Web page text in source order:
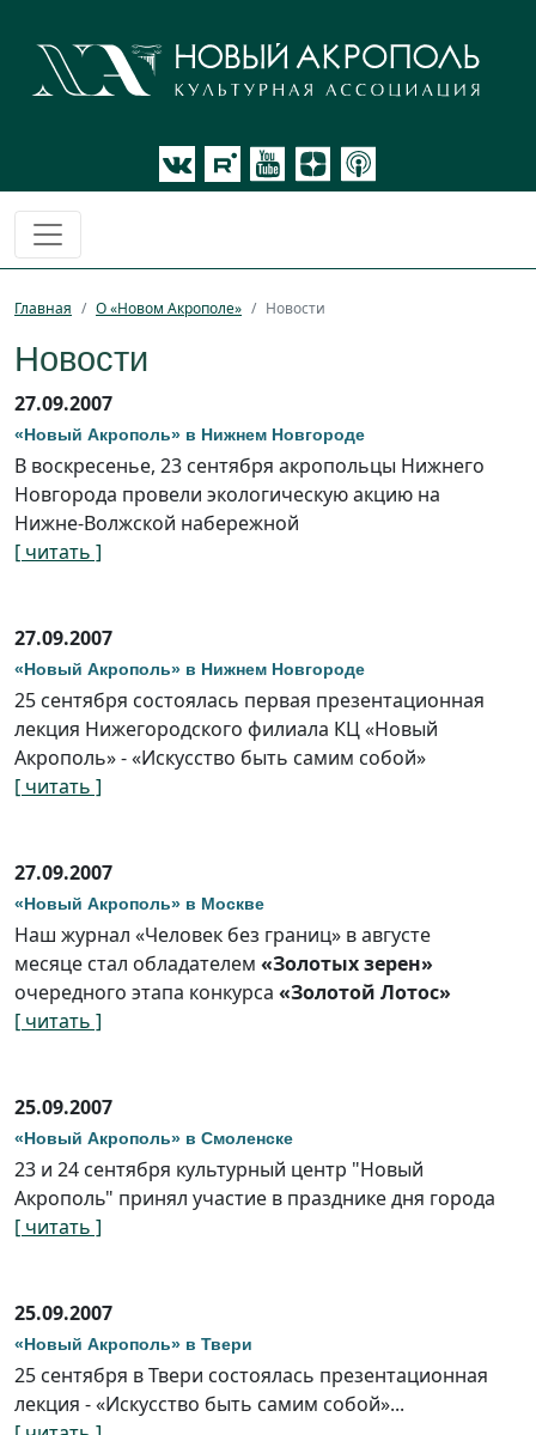
Главная О «Новом Акрополе» Новости
Новости
27.09.2007
«Новый Акрополь» в Нижнем Новгороде
В воскресенье, 23 сентября акропольцы Нижнего
Новгорода провели экологическую акцию на
Нижне-Волжской набережной
[ читать ]
27.09.2007
«Новый Акрополь» в Нижнем Новгороде
25 сентября состоялась первая презентационная
лекция Нижегородского филиала КЦ «Новый
Акрополь» - «Искусство быть самим собой»
[ читать ]
27.09.2007
«Новый Акрополь» в Москве
Наш журнал «Человек без границ» в августе
месяце стал обладателем «Золотых зерен»
очередного этапа конкурса «Золотой Лотос»
[ читать ]
25.09.2007
«Новый Акрополь» в Смоленске
23 и 24 сентября культурный центр "Новый
Акрополь" принял участие в празднике дня города
[ читать ]
25.09.2007
«Новый Акрополь» в Твери
25 сентября в Твери состоялась презентационная
лекция - «Искусство быть самим собой»...